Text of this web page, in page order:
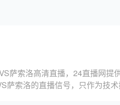
萨索洛高清直播，24直播网提
萨索洛的直播信号，只作为技术